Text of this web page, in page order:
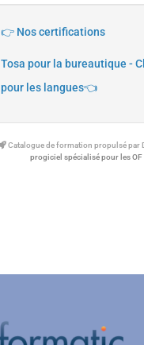
👉 Nos certifications
Tosa pour la bureautique -
pour les langues👈
Catalogue de formation propulsé par
progiciel spécialisé pour les OF